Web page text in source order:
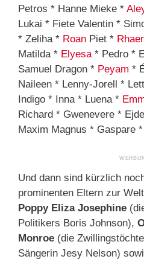
Petros * Hanne Mieke *
Lukai * Fiete Valentin *
* Zeliha * Roan Piet *
Matilda * Elyesa* Pedro *
Samuel Dragon * Peyam *
Naileen * Lenny-Jorell *
Indigo * Inna * Luena *
Richard * Gwenevere *
Maxim Magnus * Gaspare
Und dann sind kürzlich
prominenten Eltern zur
Poppy Eliza Josephine
Politikers Boris Johnson),
Monroe (die
Sängerin Jesy Nelson)